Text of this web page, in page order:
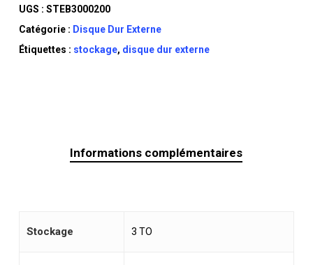
UGS : STEB3000200
Catégorie : Disque Dur Externe
Étiquettes : stockage, disque dur externe
Informations complémentaires
Stockage 3 TO